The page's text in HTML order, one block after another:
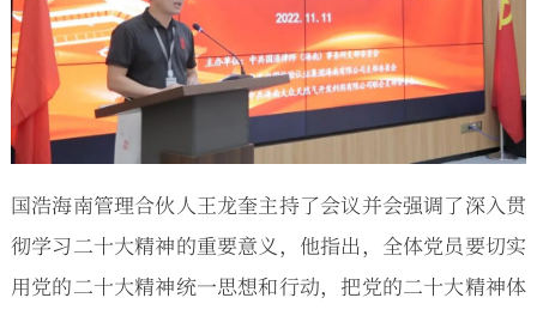
国浩海南管理合伙人王龙奎主持了会议并会强调了深入贯
彻学习二十大精神的重要意义，他指出，全体党员要切实
用党的二十大精神统一思想和行动，把党的二十大精神体